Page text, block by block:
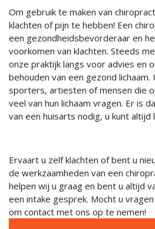
Om gebruik te maken van
klachten of pijn te hebben! Een
een gezondheidsbevorderaar en
voorkomen van klachten. Steeds
onze praktijk langs voor advies en
behouden van een gezond lichaam.
sporters, artiesten of mensen die
veel van hun lichaam vragen. Er is
van een huisarts nodig, u kunt altijd
Ervaart u zelf klachten of bent u
de werkzaamheden van een
helpen wij u graag en bent u altijd
een intake gesprek. Mocht u
om contact met ons op te nemen!